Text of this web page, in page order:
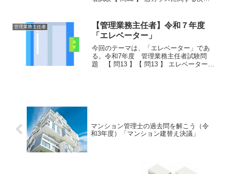
専有部分である住戸に付属する窓ガラス
を当該住戸の賃...
管理業務主任者
【管理業務主任者】令和７年度
「エレベーター」
今回のテーマは、「エレベーター」であ
る。令和7年度 管理業務主任者試験問
題 【 問13 】【 問13 】 エレベーターに
マンション管理士の過去問を解こう（令
和3年度）「マンション建替え決議」